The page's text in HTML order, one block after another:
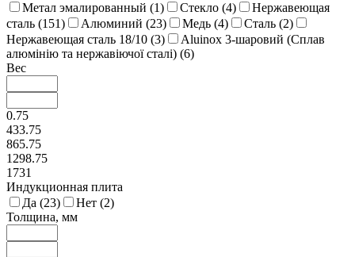
Метал эмалированный (1) Стекло (4)
Нержавеющая
сталь (151) Алюминий (23) Медь (4) Сталь (2)
Нержавеющая сталь 18/10 (3)
Aluinox 3-шаровий (Сплав
алюмінію та нержавіючої сталі) (6)
Вес
0.75
433.75
865.75
1298.75
1731
Индукционная плита
Да (23) Нет (2)
Толщина, мм